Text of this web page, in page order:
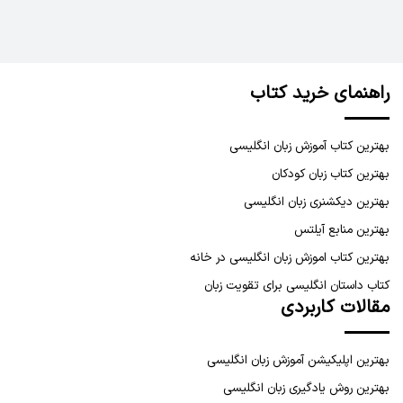
راهنمای خرید کتاب
بهترین کتاب آموزش زبان انگلیسی
بهترین کتاب زبان کودکان
بهترین دیکشنری زبان انگلیسی
بهترین منابع آیلتس
بهترین کتاب اموزش زبان انگلیسی در خانه
کتاب داستان انگلیسی برای تقویت زبان
مقالات کاربردی
بهترین اپلیکیشن آموزش زبان انگلیسی
بهترین روش یادگیری زبان انگلیسی